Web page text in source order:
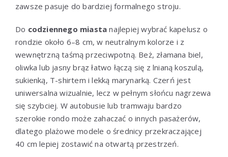
zawsze pasuje do bardziej formalnego stroju.
Do codziennego miasta najlepiej wybrać kapelusz o
rondzie około 6–8 cm, w neutralnym kolorze i z
wewnętrzną taśmą przeciwpotną. Beż, złamana biel,
oliwka lub jasny brąz łatwo łączą się z lnianą koszulą,
sukienką, T-shirtem i lekką marynarką. Czerń jest
uniwersalna wizualnie, lecz w pełnym słońcu nagrzewa
się szybciej. W autobusie lub tramwaju bardzo
szerokie rondo może zahaczać o innych pasażerów,
dlatego plażowe modele o średnicy przekraczającej
40 cm lepiej zostawić na otwartą przestrzeń.